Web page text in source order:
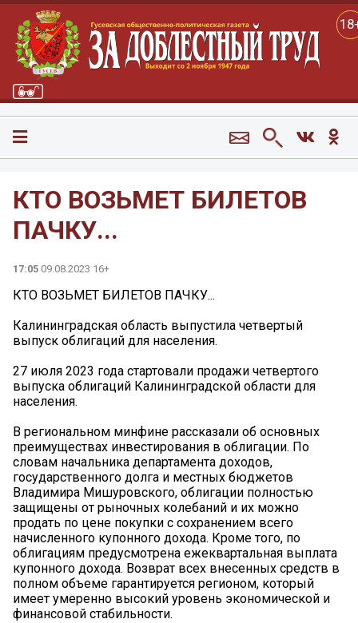
КТО ВОЗЬМЕТ БИЛЕТОВ
ПАЧКУ...
17:05 09.08.2023 16+
КТО ВОЗЬМЕТ БИЛЕТОВ ПАЧКУ...
Калининградская область выпустила четвертый
выпуск облигаций для населения.
27 июля 2023 года стартовали продажи четвертого
выпуска облигаций Калининградской области для
населения.
В региональном минфине рассказали об основных
преимуществах инвестирования в облигации. По
словам начальника департамента доходов,
государственного долга и местных бюджетов
Владимира Мишуровского, облигации полностью
защищены от рыночных колебаний и их можно
продать по цене покупки с сохранением всего
начисленного купонного дохода. Кроме того, по
облигациям предусмотрена ежеквартальная выплата
купонного дохода. Возврат всех внесенных средств в
полном объеме гарантируется регионом, который
имеет умеренно высокий уровень экономической и
финансовой стабильности.